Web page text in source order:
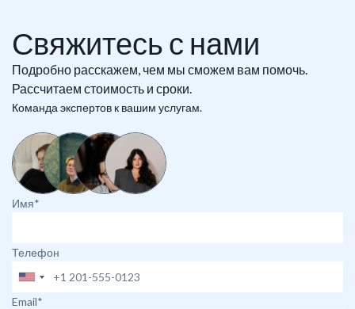
Свяжитесь с нами
Подробно расскажем, чем мы сможем вам помочь.
Рассчитаем стоимость и сроки.
Команда экспертов к вашим услугам.
Имя*
Телефон
Email*